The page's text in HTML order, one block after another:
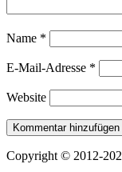
Name *
E-Mail-Adresse *
Website
Copyright © 2012-